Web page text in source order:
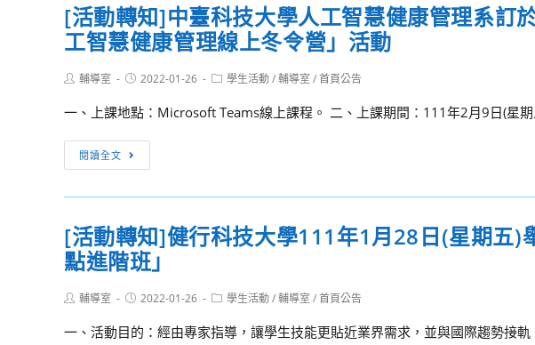
織
品
服
裝
系
舉
六
屆
織
品
隊
逢
甲
學
際
經
營
易
學
系
謹
於
[活動轉知]中臺科技大學人工智慧健康管理系訂
工智慧健康管理線上冬令營」活動
Post輔導室
Post2022-01-26
Post學生活動/輔導室 /首頁公告
一、上課地點：Microsoft Teams線上課程。 二、上課期間：111年2月9日(星
閱讀全文
動
轉
中
臺
技
大
[活動轉知]健行科技大學111年1月28日(星期五)
點進階班」
Post輔導室
Post2022-01-26
Post學生活動/輔導室 /首頁公告
一、活動目的：經由專家指導，讓學生技能更貼近業界需求，並與國際趨勢接